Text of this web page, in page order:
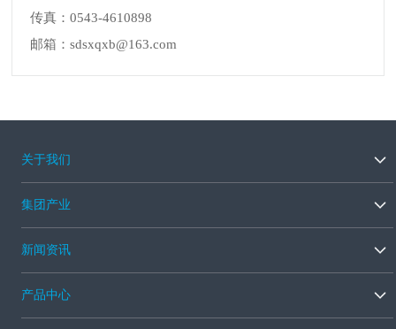
传真：0543-4610898
邮箱：sdsxqxb@163.com
关于我们
集团产业
新闻资讯
产品中心